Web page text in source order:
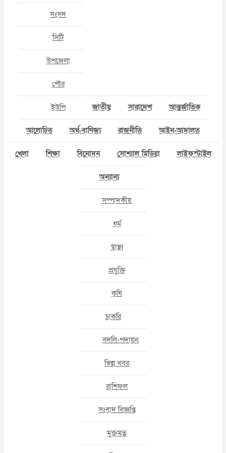
সংসদ
সিটি
উপজেলা
পৌর
ইউপি জাতীয় সারাদেশ আন্তর্জাতিক
আলোচিত অর্থ-বাণিজ্য রাজনীতি আইন-আদালত
খেলা শিক্ষা বিনোদন সোশ্যাল মিডিয়া লাইফস্টাইল
অন্যান্য
সম্পাদকীয়
ধর্ম
স্বাস্থ্য
প্রযুক্তি
কৃষি
চাকরি
বদলি-পদায়ন
ভিন্ন খবর
রাশিফল
সংবাদ বিজ্ঞপ্তি
মুক্তমত